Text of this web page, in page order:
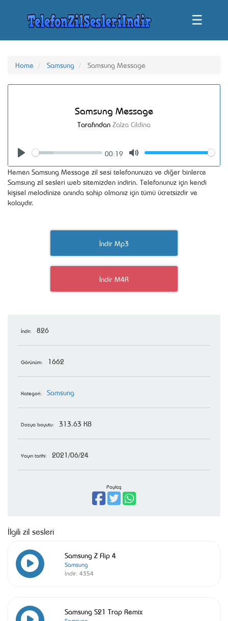
☰
Home Samsung Samsung Message
Samsung Message
Tarafından Zalza Cildina
Seek
00:19
Volume
Hemen Samsung Message zil sesi telefonunuza ve diğer binlerce
Samsung zil sesleri web sitemizden indirin. Telefonunuz için kendi
kişisel melodinize anında sahip olmanız için tümü ücretsizdir ve
kolaydır.
İndir Mp3
İndir M4R
İndir: 826
Görünüm: 1662
Kategori: Samsung
Dosya boyutu: 313.63 KB
Yayın tarihi: 2021/06/24
Paylaş
İlgili zil sesleri
Samsung Z Flip 4
Samsung
İndir: 4354
Samsung S21 Trap Remix